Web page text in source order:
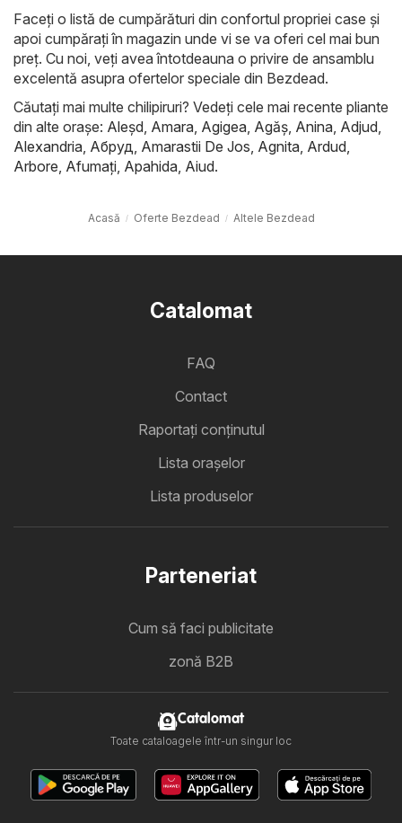
Faceți o listă de cumpărături din confortul propriei case și
apoi cumpărați în magazin unde vi se va oferi cel mai bun
preț. Cu noi, veți avea întotdeauna o privire de ansamblu
excelentă asupra ofertelor speciale din Bezdead.
Căutați mai multe chilipiruri? Vedeți cele mai recente pliante
din alte orașe: Aleşd Amara Agigea Agăş Anina Adjud
Alexandria Абруд Amarastii De Jos Agnita Ardud
Arbore Afumaţi Apahida Aiud.
Acasă Oferte Bezdead Altele Bezdead
Catalomat
FAQ
Contact
Raportați conținutul
Lista oraşelor
Lista produselor
Parteneriat
Cum să faci publicitate
zonă B2B
Catalomat
Toate cataloagele într-un singur loc